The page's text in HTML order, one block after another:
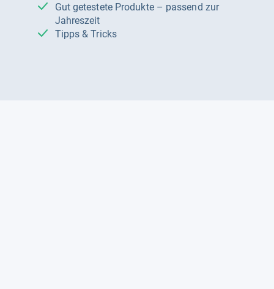
Gut getestete Produkte – passend zur
Jahreszeit
Tipps & Tricks